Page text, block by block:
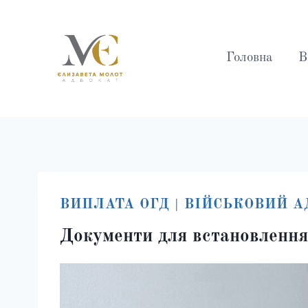
Головна
ВИПЛАТА ОГД ВІЙСЬКОВИЙ
Документи для